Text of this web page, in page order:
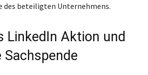
des beteiligten Unternehmens.
LinkedIn Aktion und